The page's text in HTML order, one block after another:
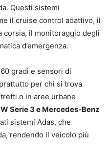
Questi sistemi
il cruise control adattivo, il
corsia, il monitoraggio degli
d’emergenza.
gradi e sensori di
per chi si trova
o in aree urbane
Serie 3 e Mercedes-Benz
sistemi Adas, che
rendendo il veicolo più